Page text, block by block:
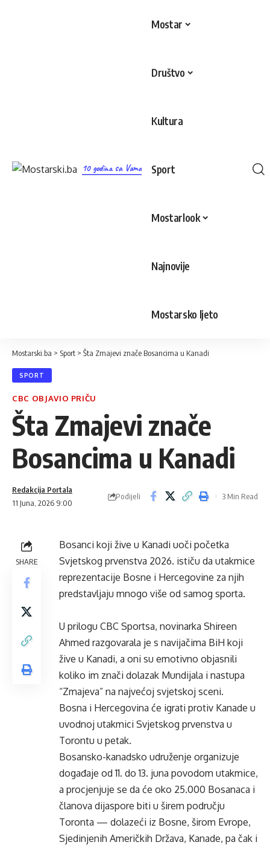
10 godina sa Vama
Mostar
Društvo
Kultura
Sport
Mostarlook
Najnovije
Mostarsko ljeto
Mostarski.ba > Sport > Šta Zmajevi znače Bosancima u Kanadi
SPORT
CBC OBJAVIO PRIČU
Šta Zmajevi znače
Bosancima u Kanadi
11 Juna, 2026 9:00
Redakcija Portala
Podijeli 3 Min Read
SHARE
Bosanci koji žive u Kanadi uoči početka
Svjetskog prvenstva 2026. ističu da utakmice
reprezentacije Bosne i Hercegovine za njih
predstavljaju mnogo više od samog sporta.
U prilogu CBC Sportsa, novinarka Shireen
Ahmed razgovarala je s navijačima BiH koji
žive u Kanadi, a oni su emotivno objasnili
koliko im znači dolazak Mundijala i nastupa
“Zmajeva” na najvećoj svjetskoj sceni.
Bosna i Hercegovina će igrati protiv Kanade u
uvodnoj utakmici Svjetskog prvenstva u
Torontu u petak.
Bosansko-kanadsko udruženje organizuje
događaje od 11. do 13. juna povodom utakmice,
a procjenjuje se da će oko 25.000 Bosanaca i
članova dijaspore biti u širem području
Toronta — dolazeći iz Bosne, širom Evrope,
Sjedinjenih Američkih Država, Kanade, pa čak i